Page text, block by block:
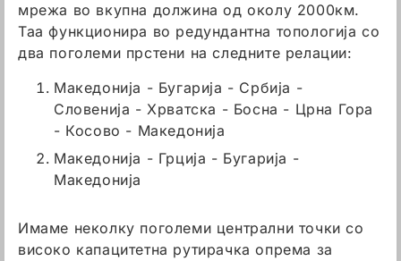
мрежа во вкупна должина од околу 2000км.
Таа функционира во редундантна топологија со
два поголеми прстени на следните релации:
Македонија - Бугарија - Србија -
Словенија - Хрватска - Босна - Црна Гора
- Косово - Македонија
Македонија - Грција - Бугарија -
Македонија
Имаме неколку поголеми централни точки со
високо капацитетна рутирачка опрема за